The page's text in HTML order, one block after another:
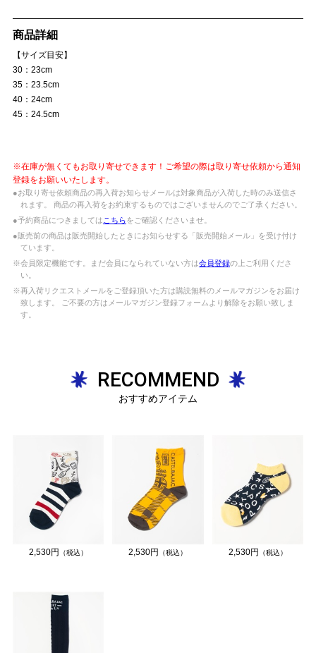
商品詳細
【サイズ目安】
30：23cm
35：23.5cm
40：24cm
45：24.5cm
※在庫が無くてもお取り寄せできます！ご希望の際は取り寄せ依頼から通知
登録をお願いいたします。
●お取り寄せ依頼商品の再入荷お知らせメールは対象商品が入荷した時のみ送信さ
れます。 商品の再入荷をお約束するものではございませんのでご了承ください。
●予約商品につきましては こちらをご確認くださいませ。
●販売前の商品は販売開始したときにお知らせする「販売開始メール」を受け付け
ています。
※会員限定機能です。まだ会員になられていない方は会員登録の上ご利用くださ
い。
※再入荷リクエストメールをご登録頂いた方は購読無料のメールマガジンをお届け
致します。 ご不要の方はメールマガジン登録フォームより解除をお願い致しま
す。
RECOMMEND
おすすめアイテム
2,530円 （税込） 2,530円 （税込） 2,530円 （税込）